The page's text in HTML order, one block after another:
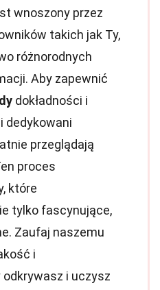
wnoszony przez
takich jak Ty,
różnorodnych
Aby zapewnić
dokładności i
dedykowani
przeglądają
proces
które
tylko fascynujące,
Zaufaj naszemu
i
i uczysz